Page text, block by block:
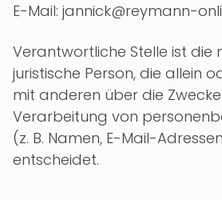
E-Mail: jannick@reymann-
Verantwortliche Stelle ist die
juristische Person, die allein
mit anderen über die
Verarbeitung von
(z. B. Namen, E-Mail-
entscheidet.